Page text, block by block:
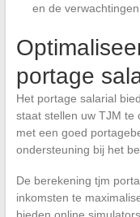
en de
portage
Het portage salarial
staat stellen uw TJM te
met een goed
ondersteuning bij het
De berekening tjm
inkomsten te